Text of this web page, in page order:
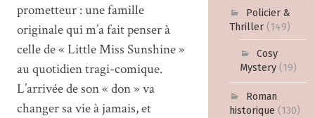
Policier &
Thriller (149)
Cosy
Mystery(19)
Roman
historique (130)
prometteur : une famille
originale qui m’a fait penser à
celle de « Little Miss Sunshine »
au quotidien tragi-comique.
L’arrivée de son « don » va
changer sa vie à jamais, et